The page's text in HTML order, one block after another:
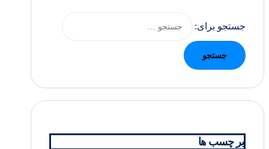
جستجو برای:
بر چسب ها